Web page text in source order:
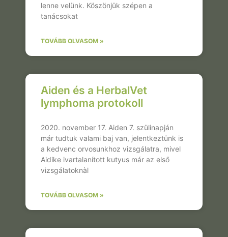
lenne velünk. Köszönjük szépen a
tanácsokat
TOVÁBB OLVASOM »
Aiden és a HerbalVet
lymphoma protokoll
2020. november 17. Aiden 7. szülinapján
már tudtuk valami baj van, jelentkeztünk is
a kedvenc orvosunkhoz vizsgálatra, mivel
Aidike ivartalanított kutyus már az első
vizsgálatoknàl
TOVÁBB OLVASOM »